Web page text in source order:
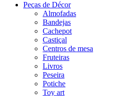
Peças de Décor
Almofadas
Bandejas
Cachepot
Castiçal
Centros de mesa
Fruteiras
Livros
Peseira
Potiche
Toy art